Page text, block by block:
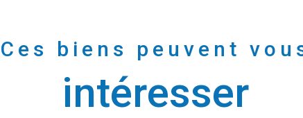
Ces biens peuvent
intéresser